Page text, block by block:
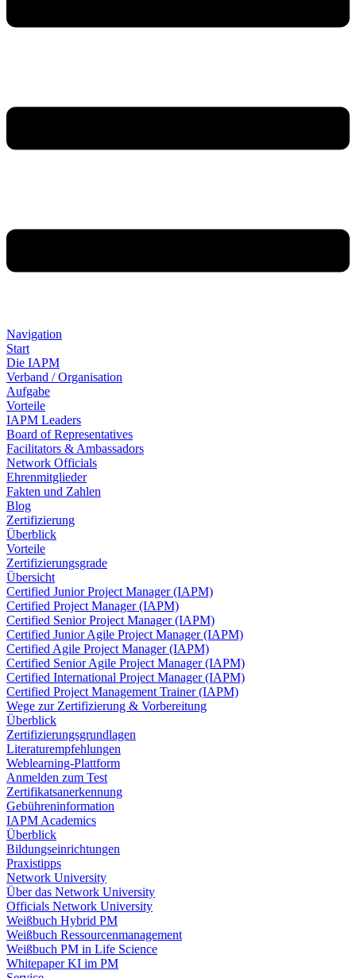
Navigation
Start
Die IAPM
Verband / Organisation
Aufgabe
Vorteile
IAPM Leaders
Board of Representatives
Facilitators & Ambassadors
Network Officials
Ehrenmitglieder
Fakten und Zahlen
Blog
Zertifizierung
Überblick
Vorteile
Zertifizierungsgrade
Übersicht
Certified Junior Project Manager (IAPM)
Certified Project Manager (IAPM)
Certified Senior Project Manager (IAPM)
Certified Junior Agile Project Manager (IAPM)
Certified Agile Project Manager (IAPM)
Certified Senior Agile Project Manager (IAPM)
Certified International Project Manager (IAPM)
Certified Project Management Trainer (IAPM)
Wege zur Zertifizierung & Vorbereitung
Überblick
Zertifizierungsgrundlagen
Literaturempfehlungen
Weblearning-Plattform
Anmelden zum Test
Zertifikatsanerkennung
Gebühreninformation
IAPM Academics
Überblick
Bildungseinrichtungen
Praxistipps
Network University
Über das Network University
Officials Network University
Weißbuch Hybrid PM
Weißbuch Ressourcenmanagement
Weißbuch PM in Life Science
Whitepaper KI im PM